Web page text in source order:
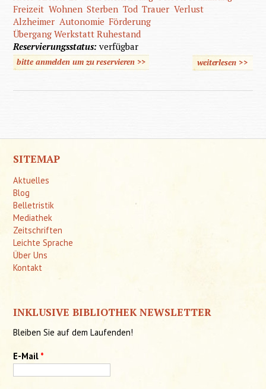
Freizeit Wohnen Sterben Tod Trauer Verlust
Alzheimer Autonomie Förderung
Übergang Werkstatt Ruhestand
Reservierungsstatus:verfügbar
bitte anmelden um zu reservieren >> weiterlesen über
>>
SITEMAP
Aktuelles
Blog
Belletristik
Mediathek
Zeitschriften
Leichte Sprache
Über Uns
Kontakt
INKLUSIVE BIBLIOTHEK NEWSLETTER
Bleiben Sie auf dem Laufenden!
E-Mail *